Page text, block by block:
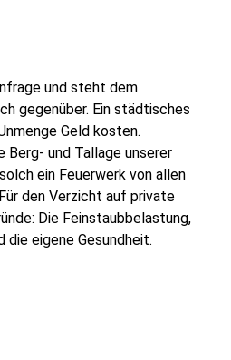
und steht dem
gegenüber. Ein städtisches
Geld kosten.
Berg- und Tallage unserer
ein Feuerwerk von allen
den Verzicht auf private
Die Feinstaubbelastung,
die eigene Gesundheit.